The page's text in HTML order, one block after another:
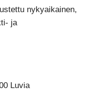
nykyaikainen,
ja
Luvia